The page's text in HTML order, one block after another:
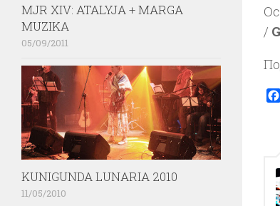
/
MJR XIV: ATALYJA + MARGA
MUZIKA
05/09/2011
KUNIGUNDA LUNARIA 2010
11/05/2010